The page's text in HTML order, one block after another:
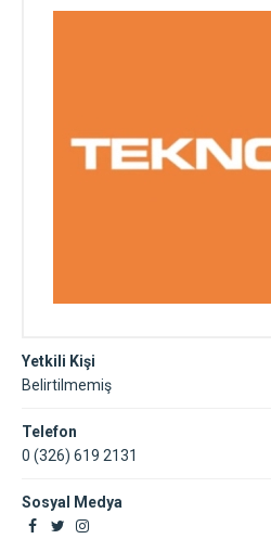
Yetkili Kişi
Belirtilmemiş
Telefon
0 (326) 619 2131
Sosyal Medya